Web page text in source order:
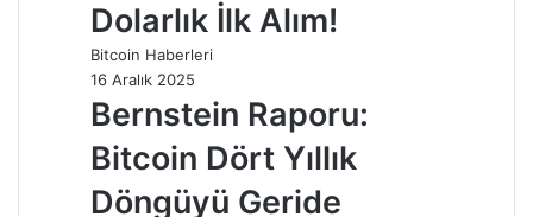
Dolarlık İlk Alım!
Bitcoin Haberleri
16 Aralık 2025
Bernstein Raporu:
Bitcoin Dört Yıllık
Döngüyü Geride